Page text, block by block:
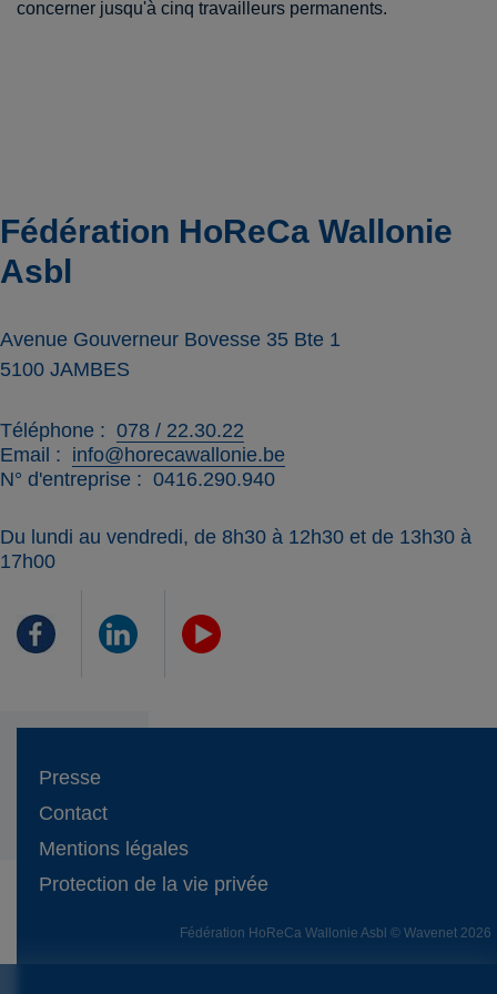
concerner jusqu'à cinq travailleurs permanents.
Fédération HoReCa Wallonie
Asbl
Avenue Gouverneur Bovesse 35 Bte 1
5100 JAMBES
Téléphone
078 / 22.30.22
Email
info@horecawallonie.be
N° d'entreprise
0416.290.940
Du lundi au vendredi, de 8h30 à 12h30 et de 13h30 à
17h00
Presse
Contact
Mentions légales
Protection de la vie privée
Fédération HoReCa Wallonie Asbl © Wavenet 2026